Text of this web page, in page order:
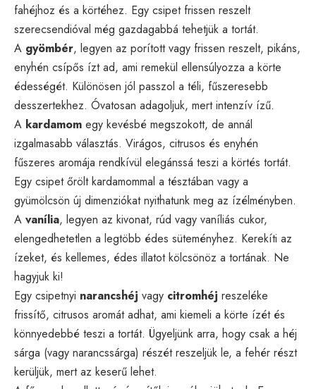
fahéjhoz és a körtéhez. Egy csipet frissen reszelt
szerecsendióval még gazdagabbá tehetjük a tortát.
A gyömbér, legyen az porított vagy frissen reszelt, pikáns,
enyhén csípős ízt ad, ami remekül ellensúlyozza a körte
édességét. Különösen jól passzol a téli, fűszeresebb
desszertekhez. Óvatosan adagoljuk, mert intenzív ízű.
A kardamom egy kevésbé megszokott, de annál
izgalmasabb választás. Virágos, citrusos és enyhén
fűszeres aromája rendkívül elegánssá teszi a körtés tortát.
Egy csipet őrölt kardamommal a tésztában vagy a
gyümölcsön új dimenziókat nyithatunk meg az ízélményben.
A vanília, legyen az kivonat, rúd vagy vaníliás cukor,
elengedhetetlen a legtöbb édes süteményhez. Kerekíti az
ízeket, és kellemes, édes illatot kölcsönöz a tortának. Ne
hagyjuk ki!
Egy csipetnyi narancshéj vagy citromhéj reszeléke
frissítő, citrusos aromát adhat, ami kiemeli a körte ízét és
könnyedebbé teszi a tortát. Ügyeljünk arra, hogy csak a héj
sárga (vagy narancssárga) részét reszeljük le, a fehér részt
kerüljük, mert az keserű lehet.